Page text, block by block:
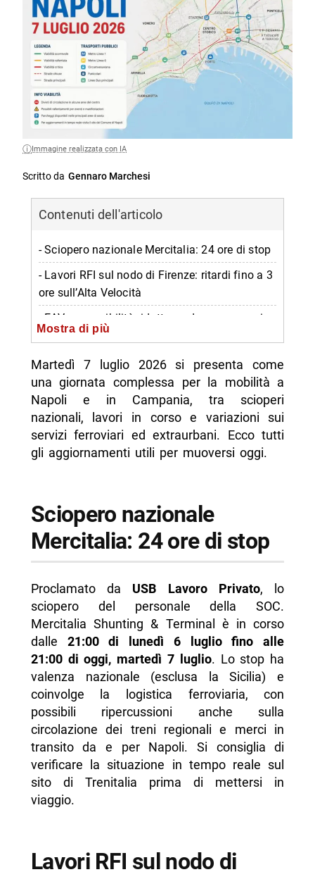
Immagine realizzata con IA
Scritto da Gennaro Marchesi
Contenuti dell'articolo
- Sciopero nazionale Mercitalia: 24 ore di stop
- Lavori RFI sul nodo di Firenze: ritardi fino a 3
ore sull’Alta Velocità
- EAV: accessibilità ridotta su due corse oggi
- EAV: novità in vigore su più linee
- Linea 1 Metro Napoli: chiusura estiva in
corso
- Tangenziale A56: chiusure notturne in
programma
- ASIA Napoli: divieti di sosta per lavaggio
-- Scopri di più da Napolike.it
Mostra di più
Martedì 7 luglio 2026 si presenta come
una giornata complessa per la mobilità a
Napoli e in Campania, tra scioperi
nazionali, lavori in corso e variazioni sui
servizi ferroviari ed extraurbani. Ecco tutti
gli aggiornamenti utili per muoversi oggi.
Sciopero nazionale
Mercitalia: 24 ore di stop
Proclamato da USB Lavoro Privato, lo
sciopero del personale della SOC.
Mercitalia Shunting & Terminal è in corso
dalle 21:00 di lunedì 6 luglio fino alle
21:00 di oggi, martedì 7 luglio. Lo stop ha
valenza nazionale (esclusa la Sicilia) e
coinvolge la logistica ferroviaria, con
possibili ripercussioni anche sulla
circolazione dei treni regionali e merci in
transito da e per Napoli. Si consiglia di
verificare la situazione in tempo reale sul
sito di Trenitalia prima di mettersi in
viaggio.
Lavori RFI sul nodo di